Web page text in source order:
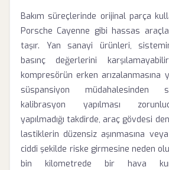
Bakım süreçlerinde orijinal parça
Porsche Cayenne gibi hassas
taşır. Yan sanayi ürünleri,
basınç değerlerini
kompresörün erken arızalanmasına
süspansiyon müdahalesinden
kalibrasyon yapılması
yapılmadığı takdirde, araç gövdesi
lastiklerin düzensiz aşınmasına
ciddi şekilde riske girmesine neden
bin kilometrede bir hava